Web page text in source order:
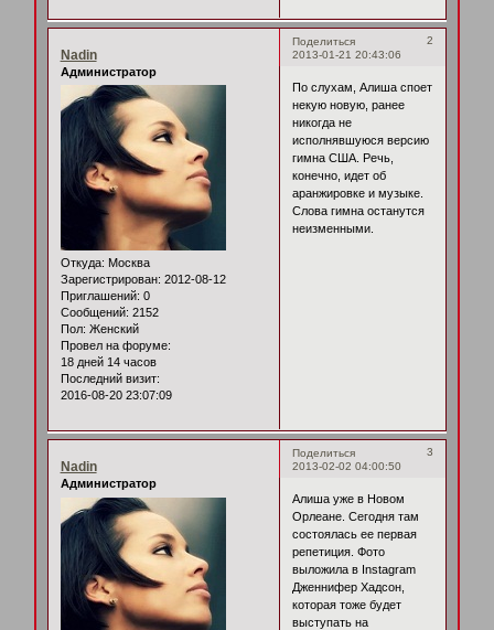
Поделиться
2
2013-01-21 20:43:06
Nadin
Администратор
Откуда: Москва
Зарегистрирован: 2012-08-12
Приглашений: 0
Сообщений: 2152
Пол: Женский
Провел на форуме:
18 дней 14 часов
Последний визит:
2016-08-20 23:07:09
По слухам, Алиша споет
некую новую, ранее
никогда не
исполнявшуюся версию
гимна США. Речь,
конечно, идет об
аранжировке и музыке.
Слова гимна останутся
неизменными.
Поделиться
3
2013-02-02 04:00:50
Nadin
Администратор
Алиша уже в Новом
Орлеане. Сегодня там
состоялась ее первая
репетиция. Фото
выложила в Instagram
Дженнифер Хадсон,
которая тоже будет
выступать на